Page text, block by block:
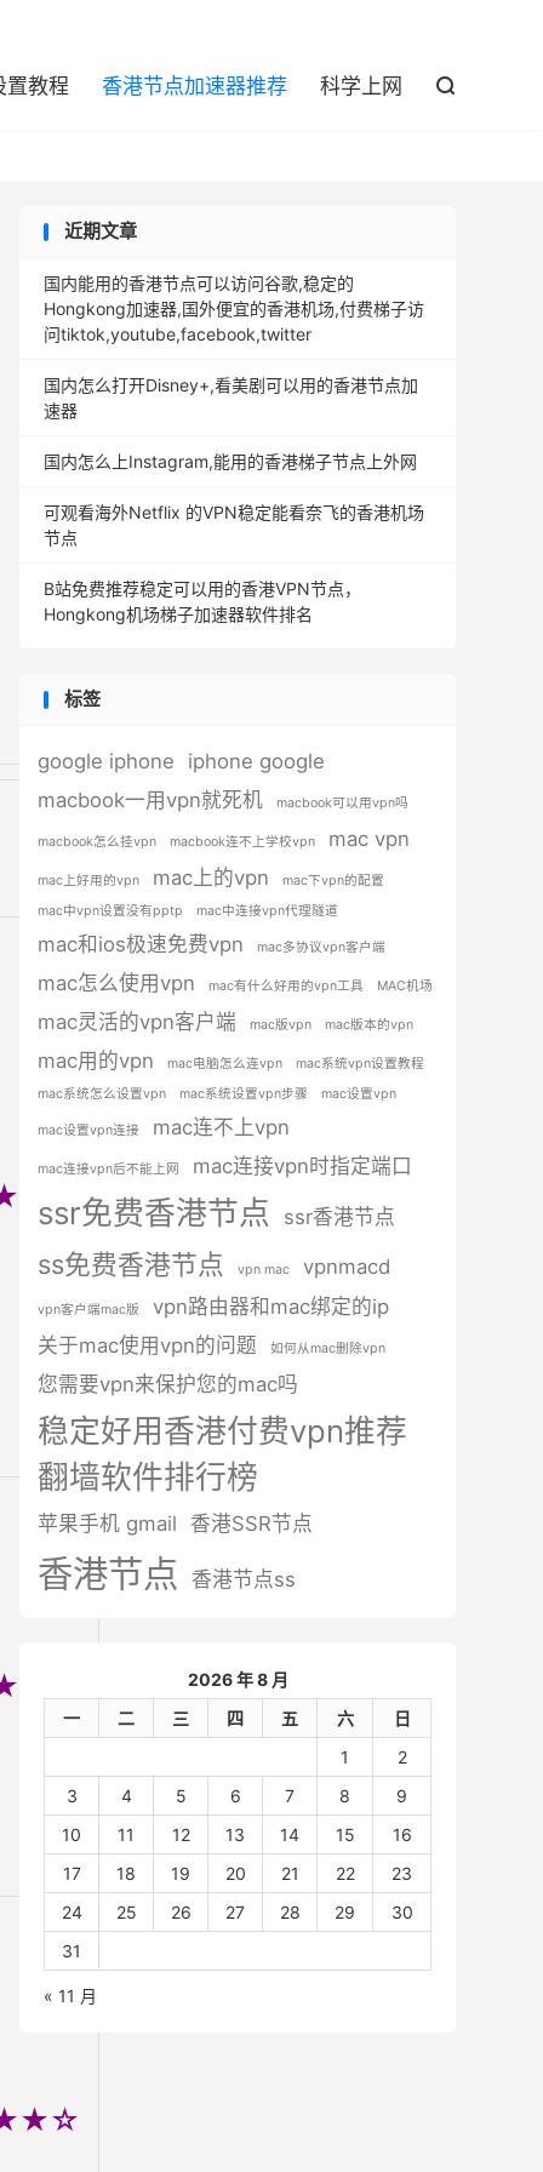
置教程 香港节点加速器推荐 科学上网 
近期文章
国内能用的香港节点可以访问谷歌,稳定的
Hongkong加速器,国外便宜的香港机场,付费梯子访
问tiktok,youtube,facebook,twitter
国内怎么打开Disney+,看美剧可以用的香港节点加
速器
国内怎么上Instagram,能用的香港梯子节点上外网
可观看海外Netflix 的VPN稳定能看奈飞的香港机场
节点
B站免费推荐稳定可以用的香港VPN节点，
Hongkong机场梯子加速器软件排名
标签
google iphone
iphone google
macbook一用vpn就死机
macbook可以用vpn吗
macbook怎么挂vpn macbook连不上学校vpn mac vpn
mac上好用的vpn mac上的vpn
mac下vpn的配置
mac中vpn设置没有pptp
mac中连接vpn代理隧道
mac和ios极速免费vpn mac多协议vpn客户端
mac怎么使用vpn mac有什么好用的vpn工具 MAC机场
mac灵活的vpn客户端 mac版vpn mac版本的vpn
mac用的vpn mac电脑怎么连vpn
mac系统vpn设置教程
mac系统怎么设置vpn
mac系统设置vpn步骤 mac设置vpn
mac设置vpn连接 mac连不上vpn
mac连接vpn后不能上网 mac连接vpn时指定端口
ssr免费香港节点 ssr香港节点
ss免费香港节点 vpn mac vpnmacd
vpn客户端mac版
vpn路由器和mac绑定的ip
关于mac使用vpn的问题
如何从mac删除vpn
您需要vpn来保护您的mac吗
稳定好用香港付费vpn推荐
翻墙软件排行榜
苹果手机 gmail 香港SSR节点
香港节点 香港节点ss
2026 年 8 月
一
二 三 四 五 六
日
1
2
3
4 5 6 7 8
9
10
11 12 13 14 15
16
17
18 19 20 21 22
23
24
25 26 27 28 29
30
31
« 11 月